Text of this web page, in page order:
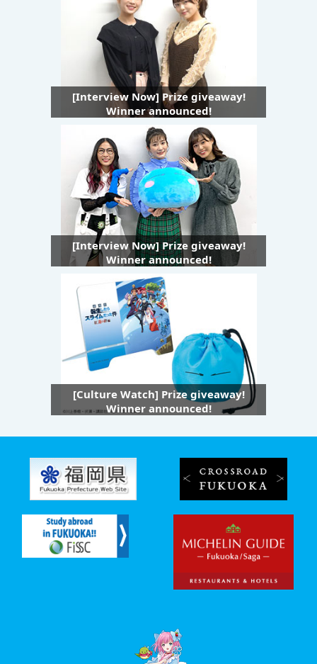
[Interview Now] Prize giveaway!
Winner announced!
[Interview Now] Prize giveaway!
Winner announced!
[Culture Watch] Prize giveaway!
Winner announced!